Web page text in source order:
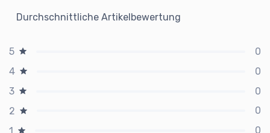
Durchschnittliche Artikelbewertung
5
0
4
0
3
0
2
0
1
0